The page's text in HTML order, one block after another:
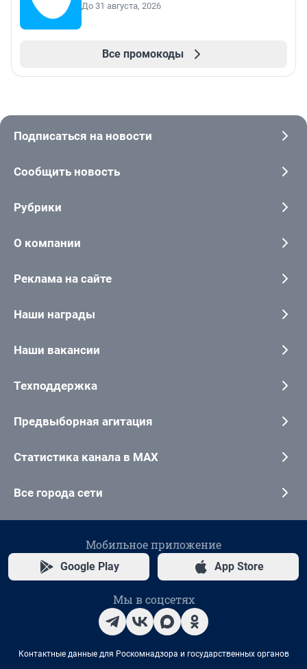
До 31 августа, 2026
Все промокоды
Подписаться на новости
Сообщить новость
Рубрики
О компании
Реклама на сайте
Наши награды
Наши вакансии
Техподдержка
Предвыборная агитация
Статистика канала в MAX
Все города сети
Мобильное приложение
Google Play App Store
Мы в соцсетях
Контактные данные для Роскомнадзора и государственных органов